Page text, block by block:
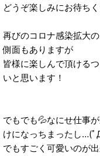
どうぞ楽しみにお待ち
再びのコロナ感染拡大
側面もありますが
皆様に楽しんで頂ける
いと思います！
でもでも💦なにせ仕事
けになっちまったし…(ﾟ
でもすごく可愛いのが